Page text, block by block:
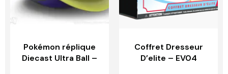
Pokémon réplique
Diecast Ultra Ball –
Coffret Dresseur
D’elite – EV04